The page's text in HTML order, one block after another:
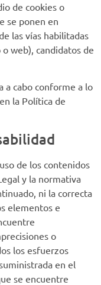
de cookies o
se ponen en
las vías habilitadas
web), candidatos de
a cabo conforme a lo
la Política de
de los contenidos
y la normativa
ni la correcta
elementos e
o
los esfuerzos
en el
se encuentre